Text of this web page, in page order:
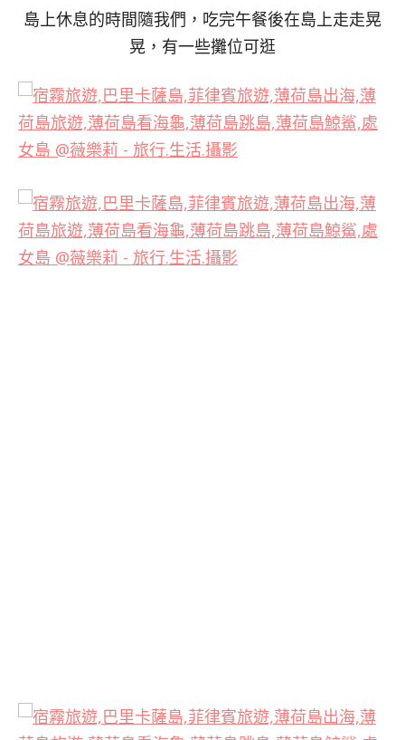
島上休息的時間隨我們，吃完午餐後在島上走走晃
晃，有一些攤位可逛